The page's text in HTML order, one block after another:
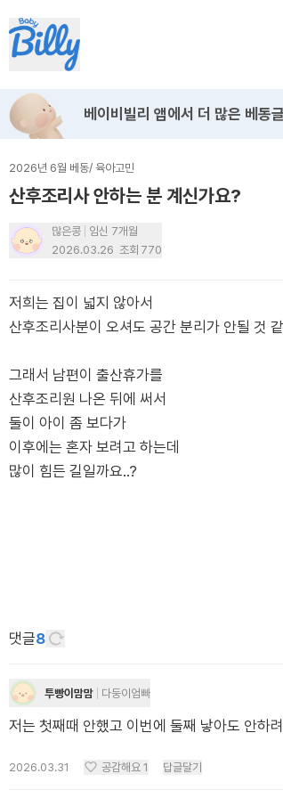
베이비빌리 앱에서 더 많은 베동
2026년 6월 베동/ 육아고민
산후조리사 안하는 분 계신가요?
많은콩
임신 7개월
2026.03.26 조회 770
저희는 집이 넓지 않아서
산후조리사분이 오셔도 공간 분리가 안될 것
그래서 남편이 출산휴가를
산후조리원 나온 뒤에 써서
둘이 아이 좀 보다가
이후에는 혼자 보려고 하는데
많이 힘든 길일까요..?
댓글8
투빵이맘맘 다둥이엄빠
저는 첫째때 안했고 이번에 둘째 낳아도 안하
2026.03.31 공감해요 1 답글달기